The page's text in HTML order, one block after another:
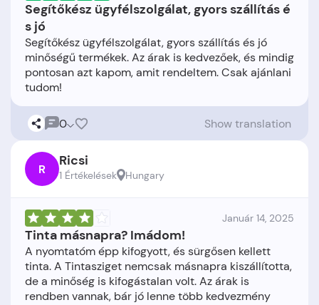
Segítőkész ügyfélszolgálat, gyors szállítás é
s jó
Segítőkész ügyfélszolgálat, gyors szállítás és jó
minőségű termékek. Az árak is kedvezőek, és mindig
pontosan azt kapom, amit rendeltem. Csak ajánlani
0 Show translation
R Ricsi
1 Értékelések Hungary
Január 14, 2025
Tinta másnapra? Imádom!
A nyomtatóm épp kifogyott, és sürgősen kellett
tinta. A Tintasziget nemcsak másnapra kiszállította,
de a minőség is kifogástalan volt. Az árak is
rendben vannak, bár jó lenne több kedvezmény